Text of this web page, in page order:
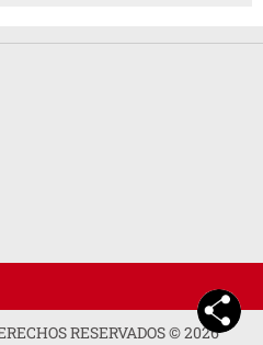
RESERVADOS ©2026